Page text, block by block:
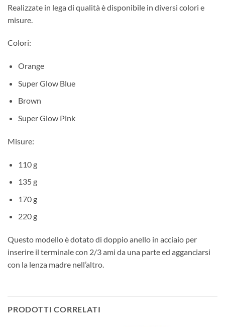
Realizzate in lega di qualità è disponibile in diversi colori e
misure.
Colori:
Orange
Super Glow Blue
Brown
Super Glow Pink
Misure:
110 g
135 g
170 g
220 g
Questo modello è dotato di doppio anello in acciaio per
inserire il terminale con 2/3 ami da una parte ed agganciarsi
con la lenza madre nell’altro.
PRODOTTI CORRELATI